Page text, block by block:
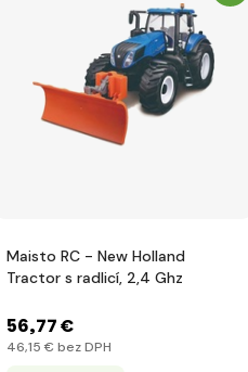
Maisto RC - New Holland
Tractor s radlicí, 2,4 Ghz
56,77 €
46,15 € bez DPH